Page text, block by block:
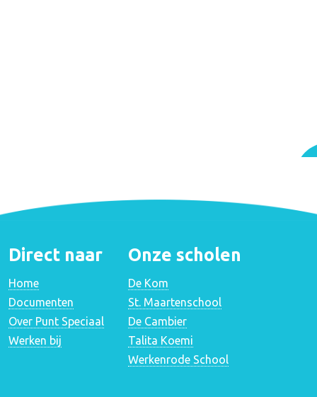
Direct naar
Home
Documenten
Over Punt Speciaal
Werken bij
Onze scholen
De Kom
St. Maartenschool
De Cambier
Talita Koemi
Werkenrode School